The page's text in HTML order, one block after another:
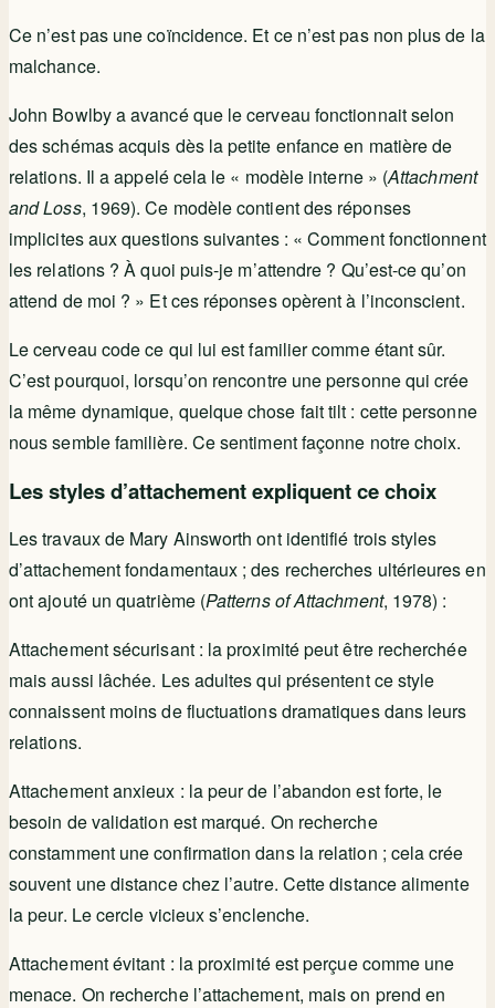
Ce n’est pas une coïncidence. Et ce n’est pas non plus de la
malchance.
John Bowlby a avancé que le cerveau fonctionnait selon
des schémas acquis dès la petite enfance en matière de
relations. Il a appelé cela le « modèle interne » (Attachment
and Loss, 1969). Ce modèle contient des réponses
implicites aux questions suivantes : « Comment fonctionnent
les relations ? À quoi puis-je m’attendre ? Qu’est-ce qu’on
attend de moi ? » Et ces réponses opèrent à l’inconscient.
Le cerveau code ce qui lui est familier comme étant sûr.
C’est pourquoi, lorsqu’on rencontre une personne qui crée
la même dynamique, quelque chose fait tilt : cette personne
nous semble familière. Ce sentiment façonne notre choix.
Les styles d’attachement expliquent ce choix
Les travaux de Mary Ainsworth ont identifié trois styles
d’attachement fondamentaux ; des recherches ultérieures en
ont ajouté un quatrième (Patterns of Attachment, 1978) :
Attachement sécurisant : la proximité peut être recherchée
mais aussi lâchée. Les adultes qui présentent ce style
connaissent moins de fluctuations dramatiques dans leurs
relations.
Attachement anxieux : la peur de l’abandon est forte, le
besoin de validation est marqué. On recherche
constamment une confirmation dans la relation ; cela crée
souvent une distance chez l’autre. Cette distance alimente
la peur. Le cercle vicieux s’enclenche.
Attachement évitant : la proximité est perçue comme une
menace. On recherche l’attachement, mais on prend en